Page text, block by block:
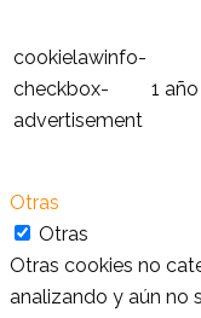
cookielawinfo-
checkbox-
advertisement
1 año
Otras
Otras
Otras cookies no
analizando y aún no